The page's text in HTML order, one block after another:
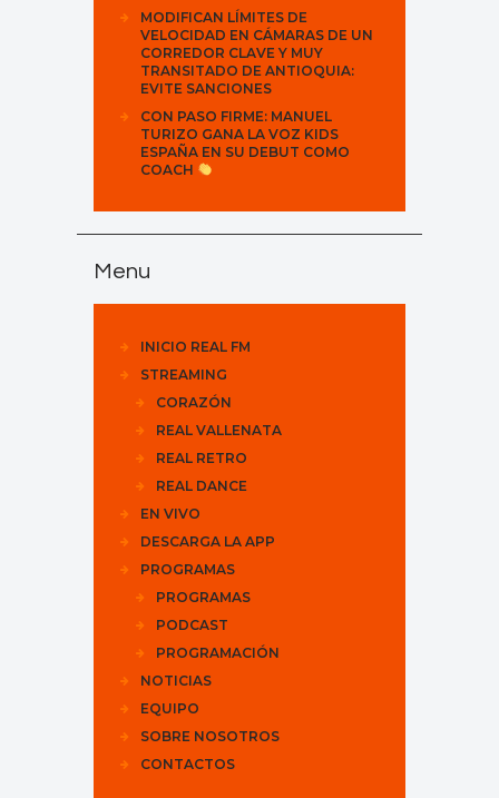
MODIFICAN LÍMITES DE
VELOCIDAD EN CÁMARAS DE UN
CORREDOR CLAVE Y MUY
TRANSITADO DE ANTIOQUIA:
EVITE SANCIONES
CON PASO FIRME: MANUEL
TURIZO GANA LA VOZ KIDS
ESPAÑA EN SU DEBUT COMO
COACH
Menu
INICIO REAL FM
STREAMING
CORAZÓN
REAL VALLENATA
REAL RETRO
REAL DANCE
EN VIVO
DESCARGA LA APP
PROGRAMAS
PROGRAMAS
PODCAST
PROGRAMACIÓN
NOTICIAS
EQUIPO
SOBRE NOSOTROS
CONTACTOS